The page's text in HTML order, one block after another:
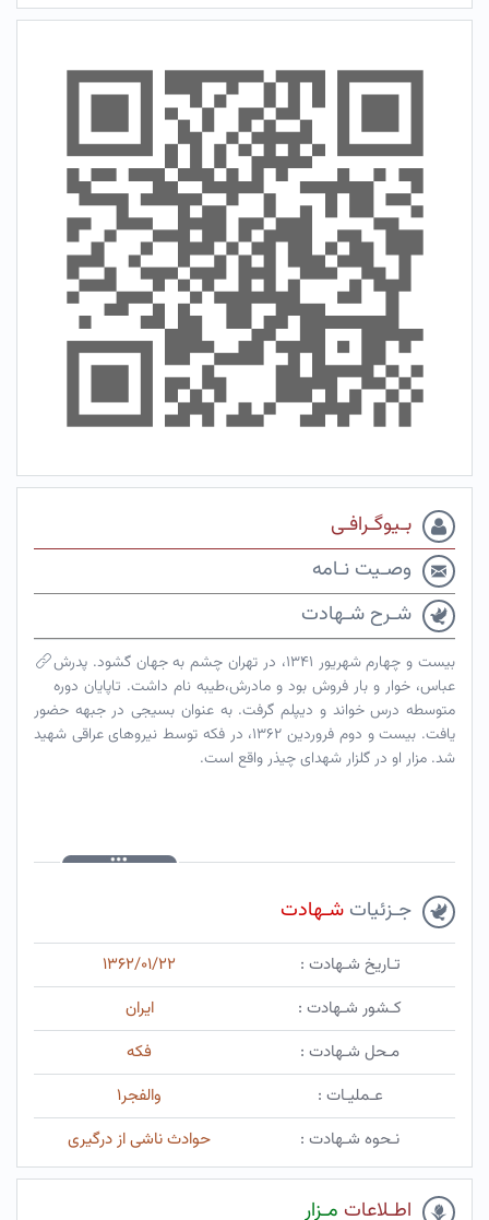
بـیوگـرافـی
وصـیت نـامه
شـرح شـهادت
بیست و چهارم شهریور ۱۳۴۱، در تهران چشم به جهان گشود. پدرش
عباس، خوار و بار فروش بود و مادرش،طیبه نام داشت. تاپایان دوره
متوسطه درس خواند و دیپلم گرفت. به عنوان بسیجی در جبهه حضور
یافت. بیست و دوم فروردین ۱۳۶۲، در فکه توسط نیروهای عراقی شهید
شد. مزار او در گلزار شهدای چیذر واقع است.
جـزئیات شـهادت
تـاریخ شـهادت :
۱۳۶۲/۰۱/۲۲
کـشور شـهادت :
ایران
مـحل شـهادت :
فکه
عـملیـات :
والفجر۱
نـحوه شـهادت :
حوادث ناشی از درگیری
اطـلاعات مـزار